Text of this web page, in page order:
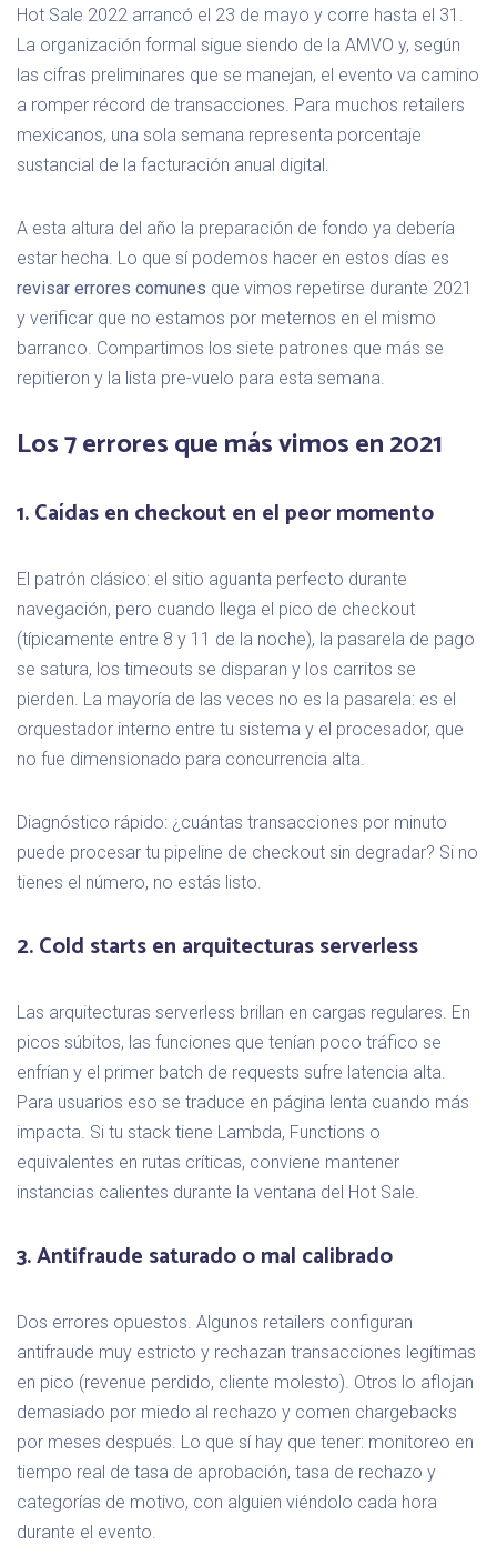
Hot Sale 2022 arrancó el 23 de mayo y corre hasta el 31.
La organización formal sigue siendo de la AMVO y, según
las cifras preliminares que se manejan, el evento va camino
a romper récord de transacciones. Para muchos retailers
mexicanos, una sola semana representa porcentaje
sustancial de la facturación anual digital.
A esta altura del año la preparación de fondo ya debería
estar hecha. Lo que sí podemos hacer en estos días es
revisar errores comunes que vimos repetirse durante 2021
y verificar que no estamos por meternos en el mismo
barranco. Compartimos los siete patrones que más se
repitieron y la lista pre-vuelo para esta semana.
Los 7 errores que más vimos en 2021
1. Caídas en checkout en el peor momento
El patrón clásico: el sitio aguanta perfecto durante
navegación, pero cuando llega el pico de checkout
(típicamente entre 8 y 11 de la noche), la pasarela de pago
se satura, los timeouts se disparan y los carritos se
pierden. La mayoría de las veces no es la pasarela: es el
orquestador interno entre tu sistema y el procesador, que
no fue dimensionado para concurrencia alta.
Diagnóstico rápido: ¿cuántas transacciones por minuto
puede procesar tu pipeline de checkout sin degradar? Si no
tienes el número, no estás listo.
2. Cold starts en arquitecturas serverless
Las arquitecturas serverless brillan en cargas regulares. En
picos súbitos, las funciones que tenían poco tráfico se
enfrían y el primer batch de requests sufre latencia alta.
Para usuarios eso se traduce en página lenta cuando más
impacta. Si tu stack tiene Lambda, Functions o
equivalentes en rutas críticas, conviene mantener
instancias calientes durante la ventana del Hot Sale.
3. Antifraude saturado o mal calibrado
Dos errores opuestos. Algunos retailers configuran
antifraude muy estricto y rechazan transacciones legítimas
en pico (revenue perdido, cliente molesto). Otros lo aflojan
demasiado por miedo al rechazo y comen chargebacks
por meses después. Lo que sí hay que tener: monitoreo en
tiempo real de tasa de aprobación, tasa de rechazo y
categorías de motivo, con alguien viéndolo cada hora
durante el evento.